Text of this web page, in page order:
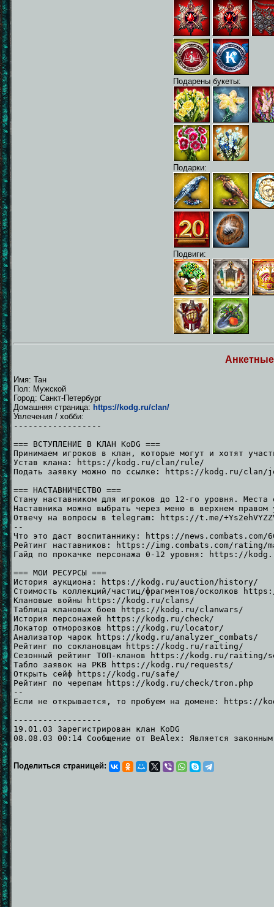
Подарены букеты:
Подарки:
Подвиги:
Имя: Тан
Пол: Мужской
Город: Санкт-Петербург
Домашняя страница: https://kodg.ru/clan/
Увлечения / хобби:
------------------
=== ВСТУПЛЕНИЕ В КЛАН KoDG ===
Принимаем игроков в клан, которые могут и хотят
Устав клана: https://kodg.ru/clan/rule/
Подать заявку можно по ссылке: https://kodg.ru/
=== НАСТАВНИЧЕСТВО ===
Стану наставником для игроков до 12-го уровня. Места
Наставника можно выбрать через меню в верхнем
Отвечу на вопросы в telegram: https://t.me/
--
Что это даст воспитаннику: https://news.combats.com/
Рейтинг наставников: https://img.combats.com/rating/
Гайд по прокачке персонажа 0-12 уровня: https://
=== МОИ РЕСУРСЫ ===
История аукциона: https://kodg.ru/auction/history/
Стоимость коллекций/частиц/фрагментов/осколков
Клановые войны https://kodg.ru/clans/
Таблица клановых боев https://kodg.ru/clanwars/
История персонажей https://kodg.ru/check/
Локатор отморозков https://kodg.ru/locator/
Анализатор чарок https://kodg.ru/analyzer_combats/
Рейтинг по соклановцам https://kodg.ru/raiting/
Сезонный рейтинг ТОП-кланов https://kodg.ru/raiting/
Табло заявок на РКВ https://kodg.ru/requests/
Открыть сейф https://kodg.ru/safe/
Рейтинг по черепам https://kodg.ru/check/tron.php
--
Если не открывается, то пробуем на домене: https://
------------------
19.01.03 Зарегистрирован клан KoDG
08.08.03 00:14 Сообщение от BeAlex: Является законным
Поделиться страницей: